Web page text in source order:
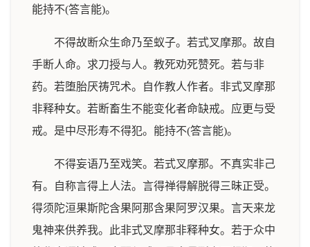
能持不(答言能)。
不得故断众生命乃至蚁子。若式叉摩那。故自
手断人命。求刀授与人。教死劝死赞死。若与非
药。若堕胎厌祷咒术。自作教人作者。非式叉摩那
非释种女。若断畜生不能变化者命缺戒。应更与受
戒。是中尽形寿不得犯。能持不(答言能)。
不得妄语乃至戏笑。若式叉摩那。不真实非己
有。自称言得上人法。言得禅得解脱得三昧正受。
得须陀洹果斯陀含果阿那含果阿罗汉果。言天来龙
鬼神来供养我。此非式叉摩那非释种女。若于众中